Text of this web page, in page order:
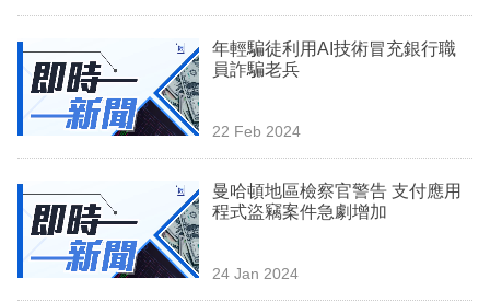
技
場
生
時
事
年輕騙徒利用AI技術冒充銀行職
員詐騙老兵
22 Feb 2024
曼哈頓地區檢察官警告 支付應用
程式盜竊案件急劇增加
24 Jan 2024